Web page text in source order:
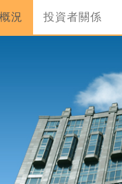
況 投資者關係